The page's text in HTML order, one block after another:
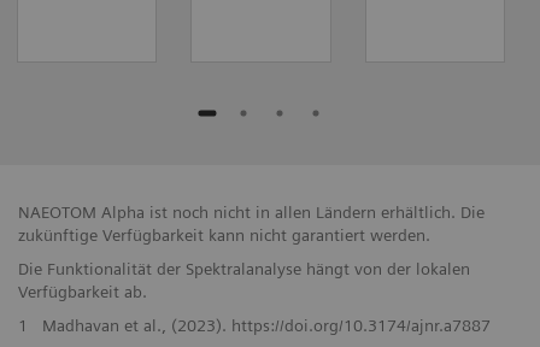
NAEOTOM Alpha ist noch nicht in allen Ländern erhältlich. Die
zukünftige Verfügbarkeit kann nicht garantiert werden.
Die Funktionalität der Spektralanalyse hängt von der lokalen
Verfügbarkeit ab.
1
Madhavan et al., (2023). https://doi.org/10.3174/ajnr.a7887